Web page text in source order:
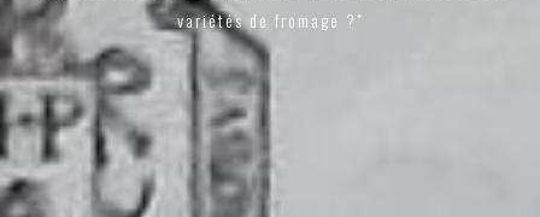
variétés de fromage ?"